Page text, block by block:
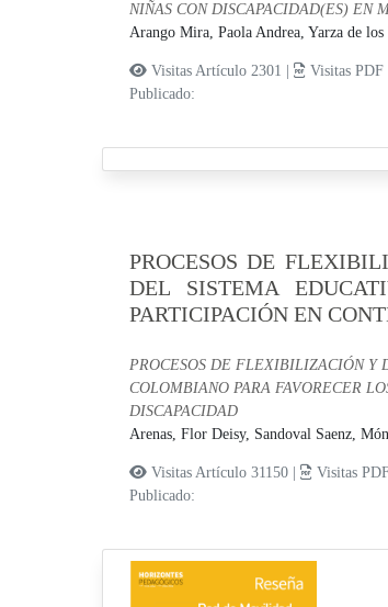
NIÑAS CON DISCAPACIDAD(ES)
Arango Mira, Paola Andrea, Yarza de
Visitas Artículo 2301 |
Visitas PDF
Publicado:
PROCESOS DE
DEL SISTEMA
PARTICIPACIÓN EN
PROCESOS DE FLEXIBILIZACIÓN Y
COLOMBIANO PARA FAVORECER
DISCAPACIDAD
Arenas, Flor Deisy, Sandoval Saenz,
Visitas Artículo 31150 |
Visitas
Publicado: